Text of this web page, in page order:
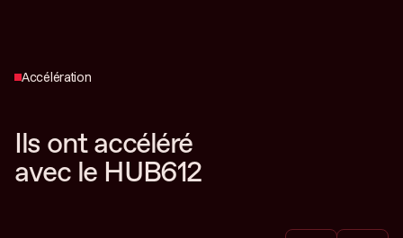
Accélération
Ils ont accéléré
avec le HUB612